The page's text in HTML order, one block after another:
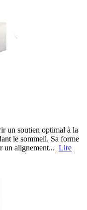
un soutien optimal à la
le sommeil. Sa forme
un alignement... Lire